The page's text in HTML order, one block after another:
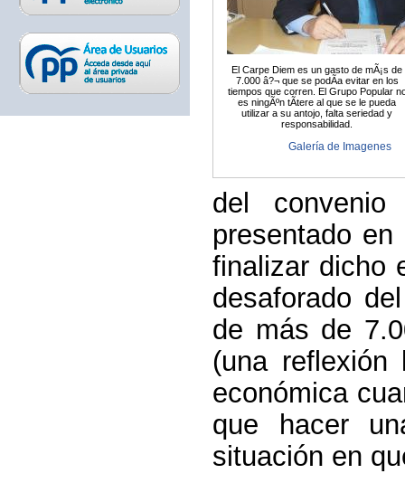
El Carpe Diem es un gasto de mÃ¡s de
7.000 â?¬ que se podÃ­a evitar en los
tiempos que corren. El Grupo Popular
es ningÃºn tÃ­tere al que se le pueda
utilizar a su antojo, falta seriedad y
responsabilidad.
Galería de Imagenes
del
presentado
finalizar dicho
desaforado
de más de
(una
económica
que hacer
situación en